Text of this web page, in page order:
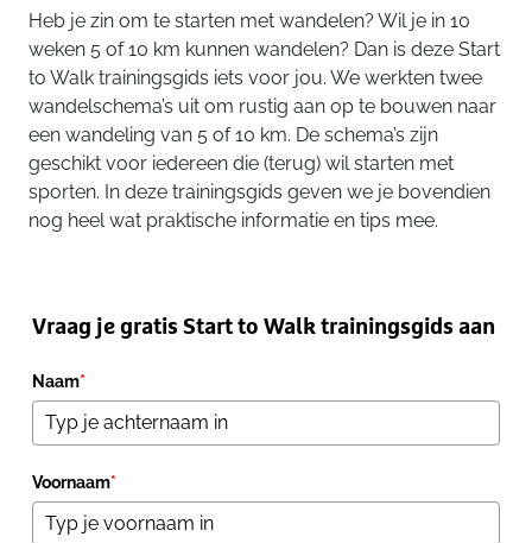
Heb je zin om te starten met wandelen? Wil je in 10
weken 5 of 10 km kunnen wandelen? Dan is deze Start
to Walk trainingsgids iets voor jou. We werkten twee
wandelschema’s uit om rustig aan op te bouwen naar
een wandeling van 5 of 10 km. De schema’s zijn
geschikt voor iedereen die (terug) wil starten met
sporten. In deze trainingsgids geven we je bovendien
nog heel wat praktische informatie en tips mee.
Vraag je gratis Start to Walk trainingsgids aan
Naam*
Voornaam*